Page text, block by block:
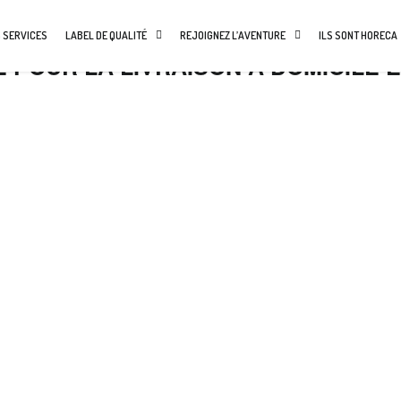
SERVICES LABEL DE QUALITÉ REJOIGNEZ L’AVENTURE ILS SONT HORECA
POUR LA LIVRAISON À DOMICILE